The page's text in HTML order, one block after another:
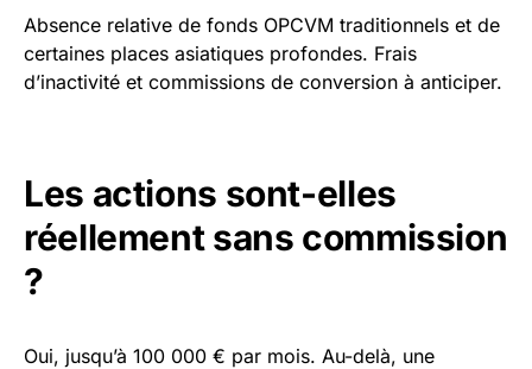
Absence relative de fonds OPCVM traditionnels et de
certaines places asiatiques profondes. Frais
d’inactivité et commissions de conversion à anticiper.
Les actions sont-elles
réellement sans commission
?
Oui, jusqu’à 100 000 € par mois. Au-delà, une